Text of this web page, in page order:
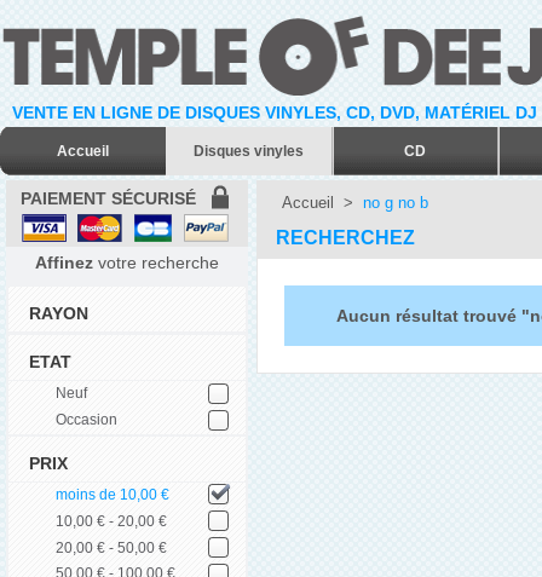
VENTE EN LIGNE DE DISQUES VINYLES, CD, DVD, MATÉRIEL
Accueil Disques vinyles CD
PAIEMENT SÉCURISÉ
Affinez votre recherche
RAYON
ETAT
Neuf
Occasion
PRIX
moins de 10,00 €
10,00 € - 20,00 €
20,00 € - 50,00 €
Accueil > no g no b
RECHERCHEZ
Aucun résultat trouvé